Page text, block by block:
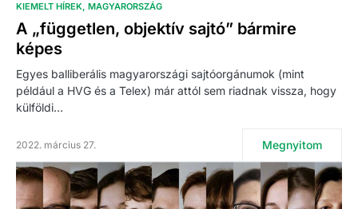
KIEMELT HÍREK MAGYARORSZÁG
A „független, objektív sajtó” bármire
képes
Egyes balliberális magyarországi sajtóorgánumok (mint
például a HVG és a Telex) már attól sem riadnak vissza, hogy
külföldi…
2022. március 27. Megnyitom